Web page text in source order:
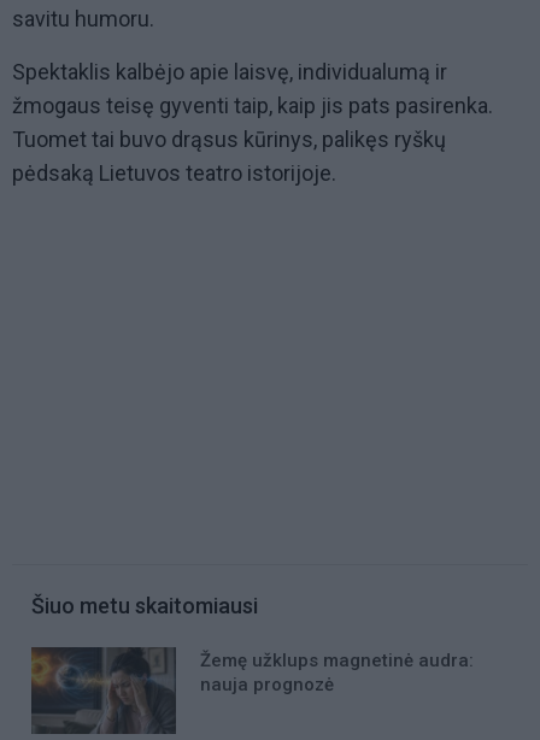
savitu humoru.
Spektaklis kalbėjo apie laisvę, individualumą ir
žmogaus teisę gyventi taip, kaip jis pats pasirenka.
Tuomet tai buvo drąsus kūrinys, palikęs ryškų
pėdsaką Lietuvos teatro istorijoje.
Šiuo metu skaitomiausi
Žemę užklups magnetinė audra:
nauja prognozė